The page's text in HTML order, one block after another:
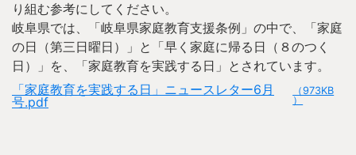
り組む参考にしてください。
岐阜県では、「岐阜県家庭教育支援条例」の中で、「家庭
の日（第三日曜日）」と「早く家庭に帰る日（８のつく
日）」を、「家庭教育を実践する日」とされています。
「家庭教育を実践する日」ニュースレター6月
号.pdf
（973KB
）